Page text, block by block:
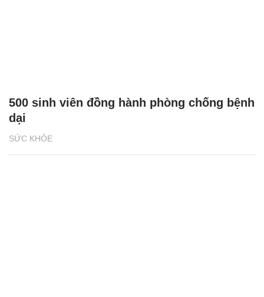
SỨC KHỎE
500 sinh viên đồng hành phòng chống bệnh
dại